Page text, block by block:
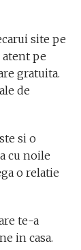
site pe
atent pe
gratuita.
de
si o
cu noile
o relatie
te-a
in casa.